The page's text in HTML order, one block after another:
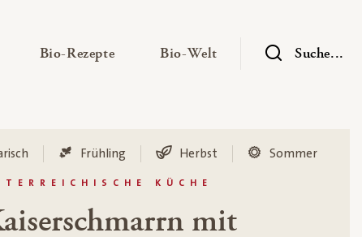
Untermenü ausklappen
Bio-Rezepte— Untermenü ausklappen
Bio-Welt — UntermenüSuche...
KÜCHE
Frühling Herbst Sommer
mit